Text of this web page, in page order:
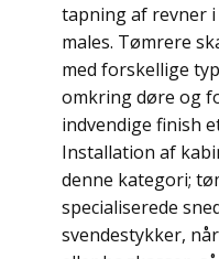
tapning af revner
males. Tømrere
med forskellige
omkring døre og
indvendige finish
Installation af
denne kategori;
specialiserede
svendestykker,